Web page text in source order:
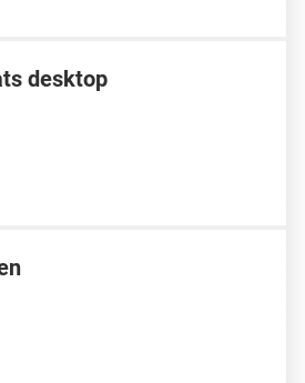
desktop